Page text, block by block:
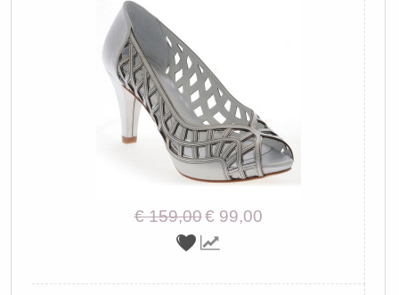
€ 159,00€ 99,00